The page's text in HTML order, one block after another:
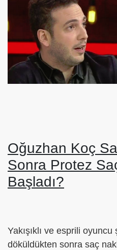
Oğuzhan Koç
Sonra Protez
Başladı?
Yakışıklı ve esprili oyuncu
döküldükten sonra saç